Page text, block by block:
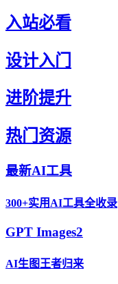
入站必看
设计入门
进阶提升
热门资源
最新AI工具
300+实用AI工具全收录
GPT Images2
AI生图王者归来